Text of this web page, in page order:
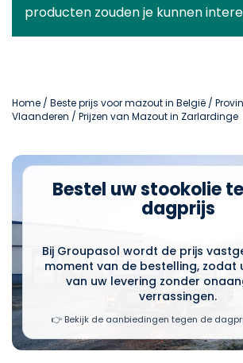
producten zouden je kunnen
Home / Beste prijs voor mazout in België /
Vlaanderen / Prijzen van Mazout in Zarlardinge
Bestel uw stookolie
dagprijs
Bij Groupasol wordt de prijs
moment van de bestelling, zodat
van uw levering zonder
verrassingen.
👉 Bekijk de aanbiedingen tegen de